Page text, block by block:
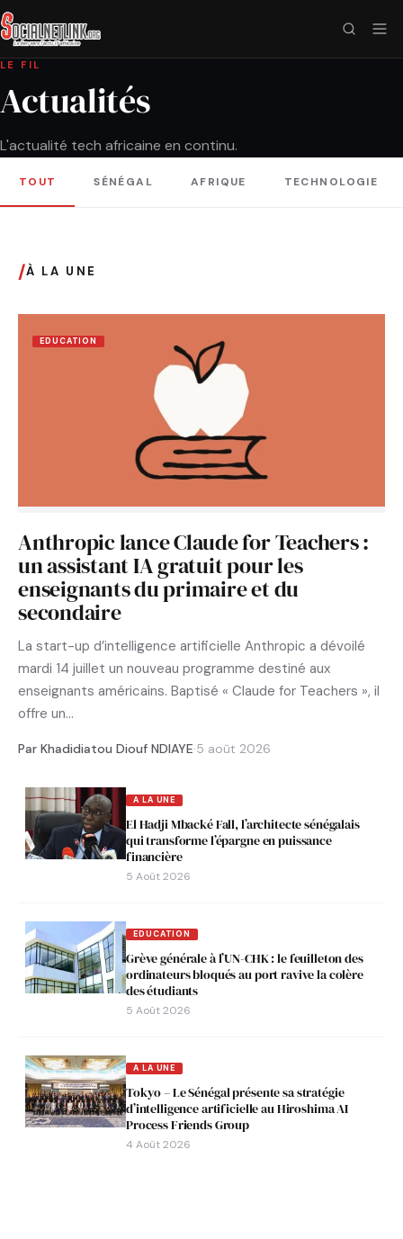
LE FIL
Actualités
L'actualité tech africaine en continu.
TOUT SÉNÉGAL AFRIQUE TECHNOLOGIE
/À LA UNE
EDUCATION
Anthropic lance Claude for Teachers :
un assistant IA gratuit pour les
enseignants du primaire et du
secondaire
La start-up d’intelligence artificielle Anthropic a dévoilé
mardi 14 juillet un nouveau programme destiné aux
enseignants américains. Baptisé « Claude for Teachers », il
offre un…
Par Khadidiatou Diouf NDIAYE·5 août 2026
A LA UNE
El Hadji Mbacké Fall, l’architecte sénégalais
qui transforme l’épargne en puissance
financière
5 Août 2026
EDUCATION
Grève générale à l’UN-CHK : le feuilleton des
ordinateurs bloqués au port ravive la colère
des étudiants
5 Août 2026
A LA UNE
Tokyo – Le Sénégal présente sa stratégie
d’intelligence artificielle au Hiroshima AI
Process Friends Group
4 Août 2026